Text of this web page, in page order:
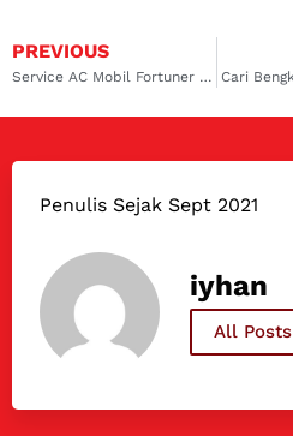
PREVIOUS
Service AC Mobil Fortuner di Darmo Bareng Bengkel Ahlinya, Solusi Bikin Mobil Dingin Maksimal!
Penulis Sejak Sept 2021
iyhan
All Posts